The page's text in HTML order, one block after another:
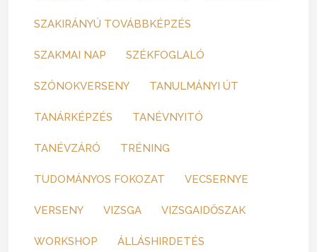
SZAKIRÁNYÚ TOVÁBBKÉPZÉS
SZAKMAI NAP SZÉKFOGLALÓ
SZÓNOKVERSENY TANULMÁNYI ÚT
TANÁRKÉPZÉS TANÉVNYITÓ
TANÉVZÁRÓ TRÉNING
TUDOMÁNYOS FOKOZAT VECSERNYE
VERSENY VIZSGA VIZSGAIDŐSZAK
WORKSHOP ÁLLÁSHIRDETÉS